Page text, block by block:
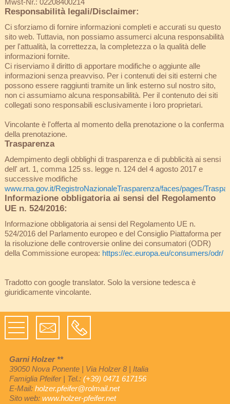
Responsabilità legali/Disclaimer:
Ci sforziamo di fornire informazioni completi e accurati su questo
sito web. Tuttavia, non possiamo assumerci alcuna responsabilità
per l'attualità, la correttezza, la completezza o la qualità delle
informazioni fornite.
Ci riserviamo il diritto di apportare modifiche o aggiunte alle
informazioni senza preavviso. Per i contenuti dei siti esterni che
possono essere raggiunti tramite un link esterno sul nostro sito,
non ci assumiamo alcuna responsabilità. Per il contenuto dei siti
collegati sono responsabili esclusivamente i loro proprietari.
Vincolante è l'offerta al momento della prenotazione o la conferma
della prenotazione.
Trasparenza
Adempimento degli obblighi di trasparenza e di pubblicità ai sensi
dell' art. 1, comma 125 ss. legge n. 124 del 4 agosto 2017 e
successive modifiche
www.rna.gov.it/RegistroNazionaleTrasparenza/faces/pages/
Informazione obbligatoria ai sensi del Regolamento
UE n. 524/2016:
Informazione obbligatoria ai sensi del Regolamento UE n.
524/2016 del Parlamento europeo e del Consiglio Piattaforma per
la risoluzione delle controversie online dei consumatori (ODR)
della Commissione europea: https://ec.europa.eu/consumers/odr/
Tradotto con google translator. Solo la versione tedesca è
giuridicamente vincolante.
Garni Holzer **
39050 Nova Ponente| Via Holzer 8| Italia
Famiglia Pfeifer| Tel.: (+39) 0471 617156
E-Mail: holzer.pfeifer@rolmail.net
Sito web: www.holzer-pfeifer.net